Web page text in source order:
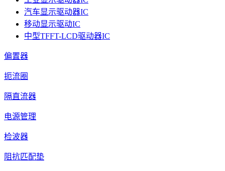
汽车显示驱动器IC
移动显示驱动IC
中型TFFT-LCD驱动器IC
偏置器
扼流圈
隔直流器
电源管理
检波器
阻抗匹配垫